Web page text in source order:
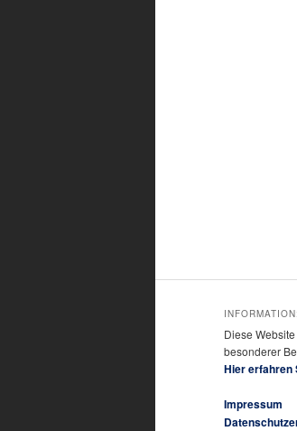
INFORMATION:
Diese
besonderer
Hier erfahren
Impressum